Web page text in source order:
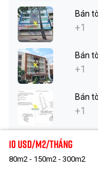
Bán
+1
Bán
+1
Bán
+1
Cho thuê nhà
10 Usd/m2/tháng
80m2 - 150m2 - 300m2